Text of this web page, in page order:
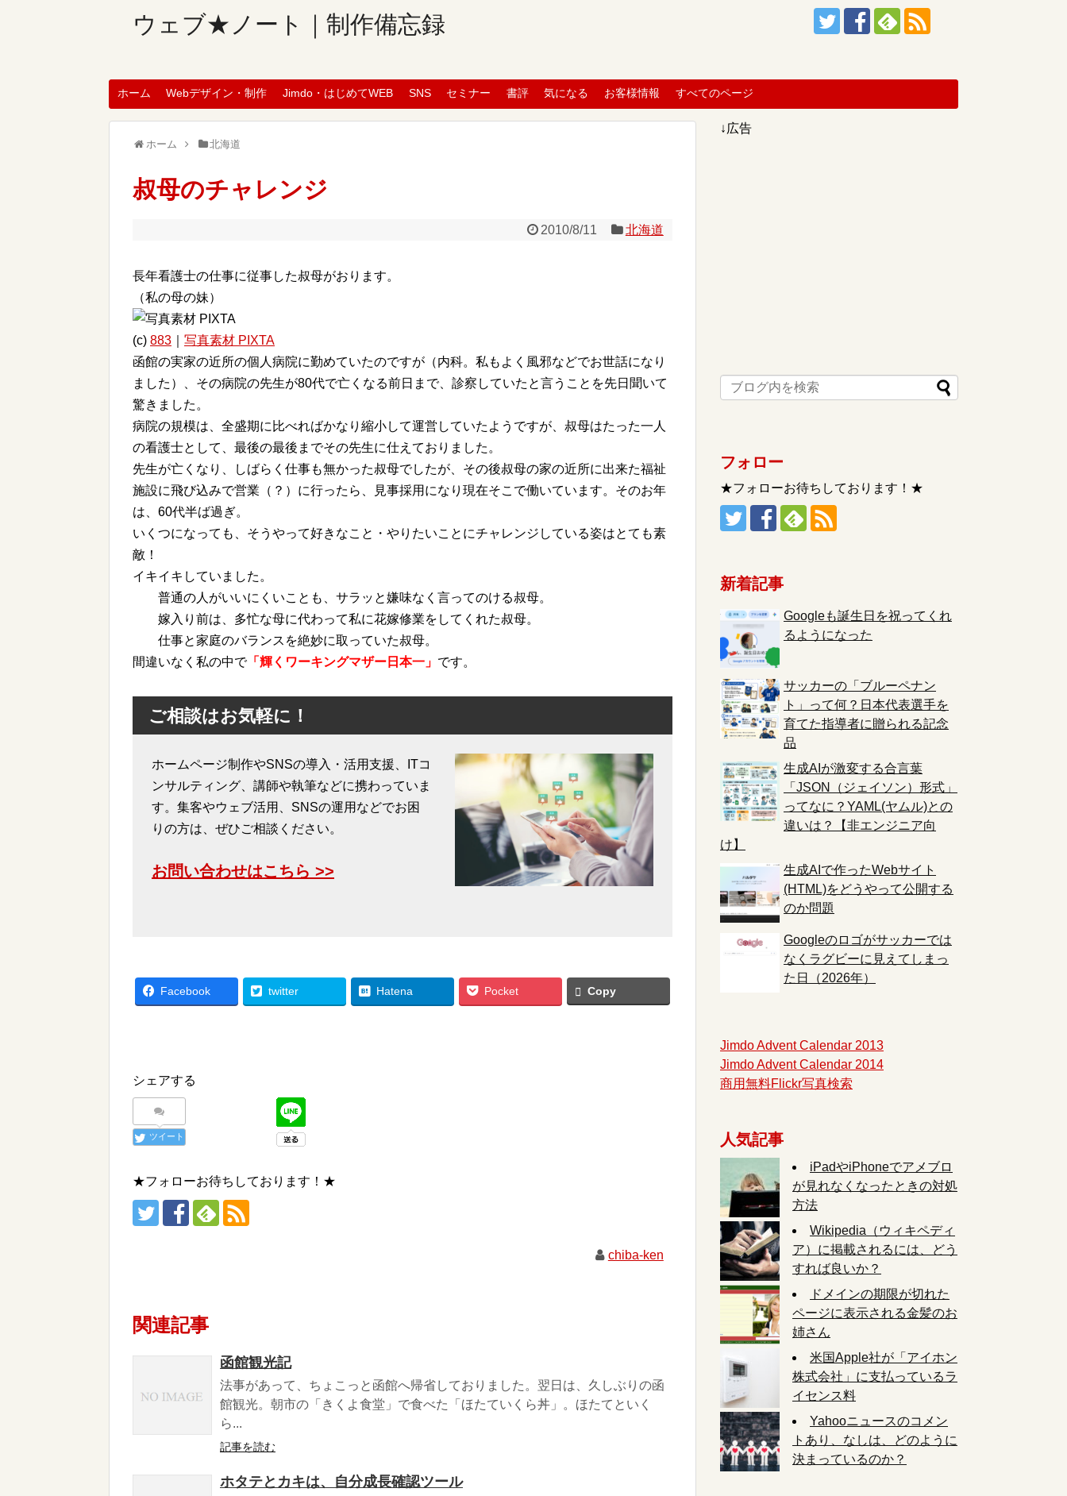
ウェブ★ノート｜制作備忘録
ホーム Webデザイン・制作 Jimdo・はじめてWEB SNS セミナー 書評 気になる お客様情報 すべてのページ
ホーム 北海道
叔母のチャレンジ
2010/8/11 北海道
長年看護士の仕事に従事した叔母がおります。
（私の母の妹）
(c) 883
写真素材 PIXTA
函館の実家の近所の個人病院に勤めていたのですが（内科。私もよく風邪などでお世話になり
ました）、その病院の先生が80代で亡くなる前日まで、診察していたと言うことを先日聞いて
驚きました。
病院の規模は、全盛期に比べればかなり縮小して運営していたようですが、叔母はたった一人
の看護士として、最後の最後までその先生に仕えておりました。
先生が亡くなり、しばらく仕事も無かった叔母でしたが、その後叔母の家の近所に出来た福祉
施設に飛び込みで営業（？）に行ったら、見事採用になり現在そこで働いています。そのお年
は、60代半ば過ぎ。
いくつになっても、そうやって好きなこと・やりたいことにチャレンジしている姿はとても素
敵！
イキイキしていました。
普通の人がいいにくいことも、サラッと嫌味なく言ってのける叔母。
嫁入り前は、多忙な母に代わって私に花嫁修業をしてくれた叔母。
仕事と家庭のバランスを絶妙に取っていた叔母。
間違いなく私の中で「輝くワーキングマザー日本一」 です。
ご相談はお気軽に！
ホームページ制作やSNSの導入・活用支援、ITコ
ンサルティング、講師や執筆などに携わっていま
す。集客やウェブ活用、SNSの運用などでお困
りの方は、ぜひご相談ください。
お問い合わせはこちら >>
Facebook twitter Hatena Pocket Copy
シェアする
ツイート
★フォローお待ちしております！★
chiba-ken
関連記事
函館観光記
法事があって、ちょこっと函館へ帰省しておりました。翌日は、久しぶりの函
館観光。朝市の「きくよ食堂」で食べた「ほたていくら丼」。ほたてといく
ら...
記事を読む
ホタテとカキは、自分成長確認ツール
↓広告
フォロー
★フォローお待ちしております！★
新着記事
Googleも誕生日を祝ってくれ
るようになった
サッカーの「ブルーペナン
ト」って何？日本代表選手を
育てた指導者に贈られる記念
品
生成AIが激変する合言葉
「JSON（ジェイソン）形式」
ってなに？YAML(ヤムル)との
違いは？【非エンジニア向
け】
生成AIで作ったWebサイト
(HTML)をどうやって公開する
のか問題
Googleのロゴがサッカーでは
なくラグビーに見えてしまっ
た日（2026年）
Jimdo Advent Calendar 2013
Jimdo Advent Calendar 2014
商用無料Flickr写真検索
人気記事
iPadやiPhoneでアメブロ
が見れなくなったときの対処
方法
Wikipedia（ウィキペディ
ア）に掲載されるには、どう
すれば良いか？
ドメインの期限が切れた
ページに表示される金髪のお
姉さん
米国Apple社が「アイホン
株式会社」に支払っているラ
イセンス料
Yahooニュースのコメン
トあり、なしは、どのように
決まっているのか？